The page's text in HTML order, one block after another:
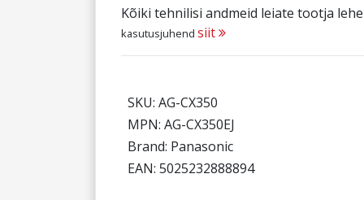
Kõiki tehnilisi andmeid leiate tootja
kasutusjuhend siit
SKU: AG-CX350
MPN: AG-CX350EJ
Brand: Panasonic
EAN: 5025232888894